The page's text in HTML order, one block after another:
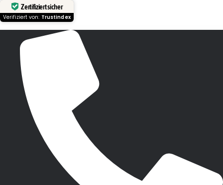
Zertifiziert sicher
Verifiziert von: Trustindex